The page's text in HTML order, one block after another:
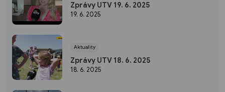
Zprávy UTV 19. 6. 2025
19. 6. 2025
Aktuality
Zprávy UTV 18. 6. 2025
18. 6. 2025